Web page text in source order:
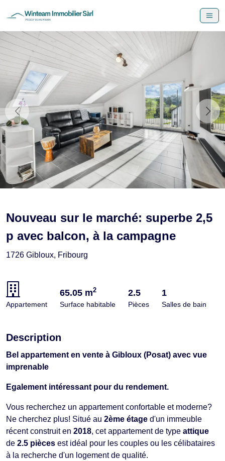
Nouveau sur le marché: superbe 2,5
p avec balcon, à la campagne
1726 Gibloux, Fribourg
Appartement
65.05 m2
Surface habitable
2.5
Pièces
1
Salles de bain
Description
Bel appartement en vente à Gibloux (Posat) avec vue
imprenable
Egalement intéressant pour du rendement.
Vous recherchez un appartement confortable et moderne?
Ne cherchez plus! Situé au 2ème étage d'un immeuble
récent construit en 2018, cet appartement de type attique
de 2.5 pièces est idéal pour les couples ou les célibataires
à la recherche d'un logement de qualité.